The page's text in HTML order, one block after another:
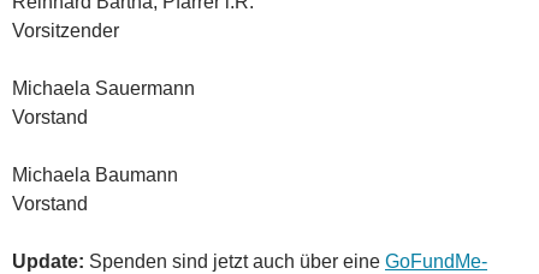
Vorsitzender
Michaela Sauermann
Vorstand
Michaela Baumann
Vorstand
Update: Spenden sind jetzt auch über eine GoFundMe-